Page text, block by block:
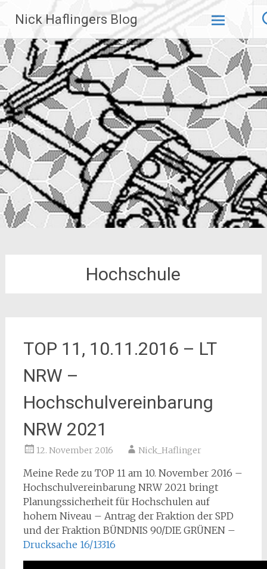
Inhalt
springen
Nick Haflingers Blog
Hochschule
TOP 11, 10.11.2016 – LT
NRW –
Hochschulvereinbarung
NRW 2021
12. November 2016 Nick_Haflinger
Meine Rede zu TOP 11 am 10. November 2016 –
Hochschulvereinbarung NRW 2021 bringt
Planungssicherheit für Hochschulen auf
hohem Niveau – Antrag der Fraktion der SPD
und der Fraktion BÜNDNIS 90/DIE GRÜNEN –
Drucksache 16/13316